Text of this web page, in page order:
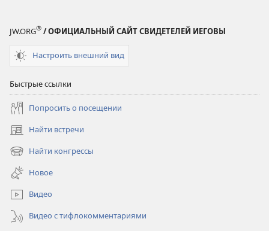
JW.ORG® / ОФИЦИАЛЬНЫЙ САЙТ СВИДЕТЕЛЕЙ ИЕГОВЫ
Настроить внешний вид
Быстрые ссылки
Попросить о посещении
Найти встречи
(открывается
в
новом
окне)
Найти конгрессы
(открывается
новом
окне)
Новое
Видео
Видео с тифлокомментариями